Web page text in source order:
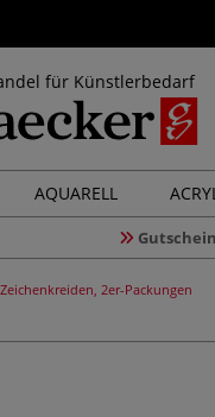
für Künstlerbedarf
AQUARELL
Gutschein
2er-Packungen